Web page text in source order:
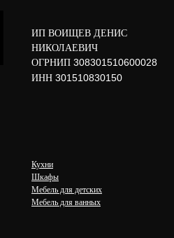
ИП ВОИЩЕВ ДЕНИС
НИКОЛАЕВИЧ
ОГРНИП 308301510600028
ИНН 301510830150
Кухни
Шкафы
Мебель для детских
Мебель для ванных